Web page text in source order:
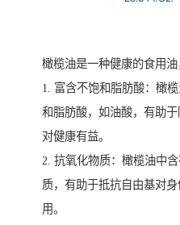
橄榄油是一种健康的食用油
1. 富含不饱和脂肪酸：橄
和脂肪酸，如油酸，有助于
对健康有益。
2. 抗氧化物质：橄榄油中
质，有助于抵抗自由基对
用。